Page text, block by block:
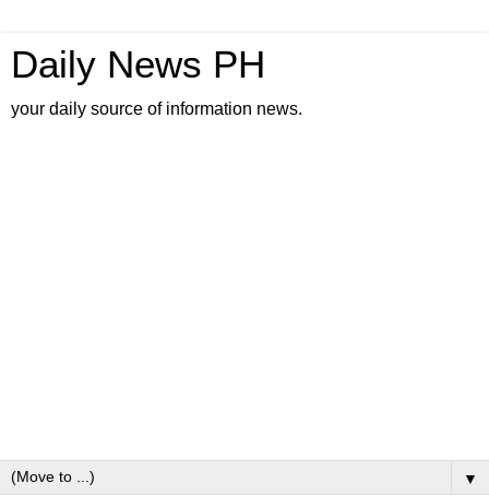
Daily News PH
your daily source of information news.
▼